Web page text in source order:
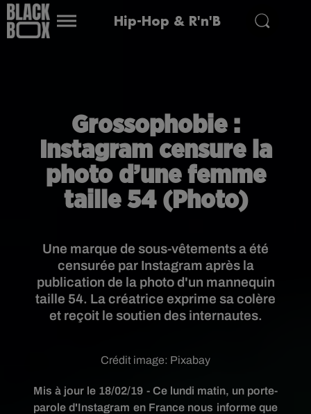
Hip-Hop & R'n'B
Grossophobie :
Instagram censure la
photo d’une femme
taille 54 (Photo)
Une marque de sous-vêtements a été
censurée par Instagram après la
publication de la photo d'un mannequin
taille 54. La créatrice exprime sa colère
et reçoit le soutien des internautes.
Crédit image: Pixabay
Mis à jour le 18/02/19 - Ce lundi matin, un porte-
parole d'Instagram en France nous informe que